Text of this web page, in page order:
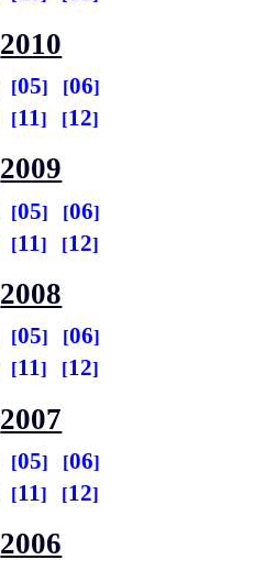
2010
05
06
11 12
2009
05
06
11 12
2008
05
06
11 12
2007
05
06
11 12
2006